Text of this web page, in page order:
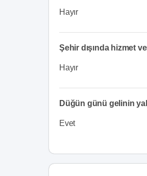
Hayır
Şehir dışında hizmet
Hayır
Düğün günü gelinin
Evet